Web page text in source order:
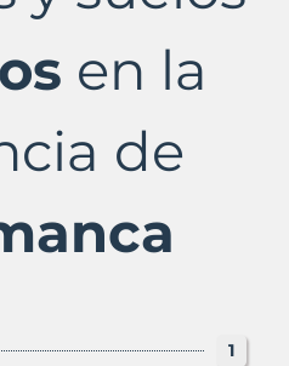
en la
de
1